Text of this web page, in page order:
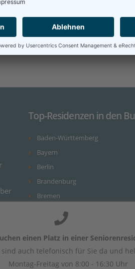
Top-Residenzen in den
Baden-Württemberg
Bayern
Berlin
Brandenburg
Bremen
Hamburg
einen Platz in einer
auch telefonisch für Sie da und
Montag-Freitag von 8:00 - 16:30 Uhr